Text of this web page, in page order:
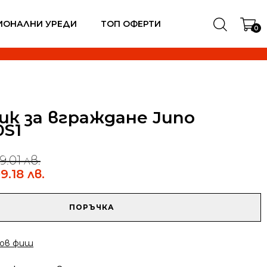
УРЕДИ ТОП ОФЕРТИ 0
за вграждане Juno
лв.
лв.
ПОРЪЧКА
фиш